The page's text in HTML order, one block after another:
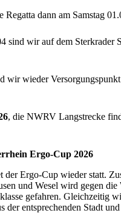
Regatta dann am Samstag
sind wir auf dem Sterkrader
wir wieder
, die NWRV Langstrecke
Ergo-Cup 2026
der Ergo-Cup wieder statt.
und Wesel wird gegen die
gefahren. Gleichzeitig
der entsprechenden Stadt